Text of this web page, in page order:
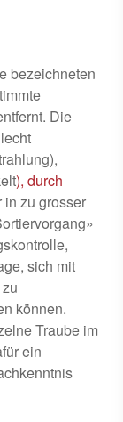
bezeichneten
Die
), durch
in zu grosser
sich mit
können.
Traube im
ein